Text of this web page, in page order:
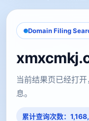
Domain Filing
当前结果页已经打
息。
累计查询次数：